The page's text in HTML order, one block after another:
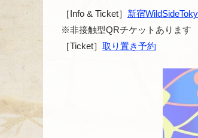
［Info & Ticket］ 新宿
※非接触型QRチケットあります
［Ticket］ 取り置き予約